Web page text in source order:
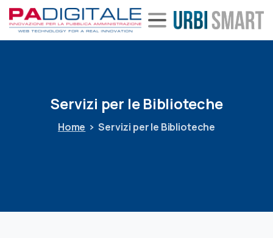
Servizi per le Biblioteche
Home Servizi per le Biblioteche